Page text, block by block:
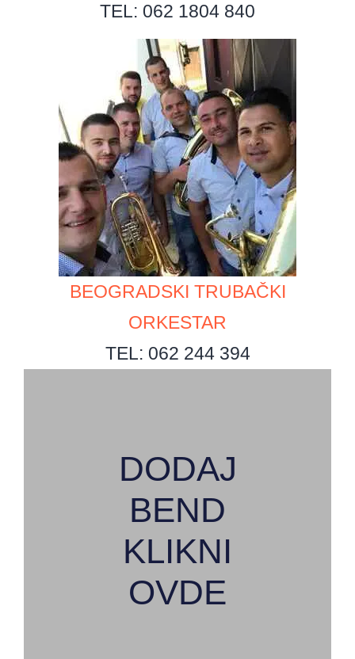
TEL: 062 1804 840
BEOGRADSKI TRUBAČKI
ORKESTAR
TEL: 062 244 394
DODAJ
BEND
KLIKNI
OVDE